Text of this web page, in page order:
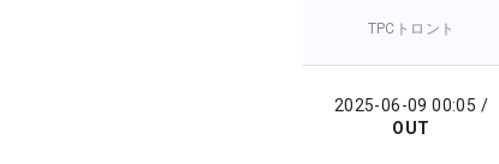
TPCトロント
2025-06-09 00:05 /
OUT